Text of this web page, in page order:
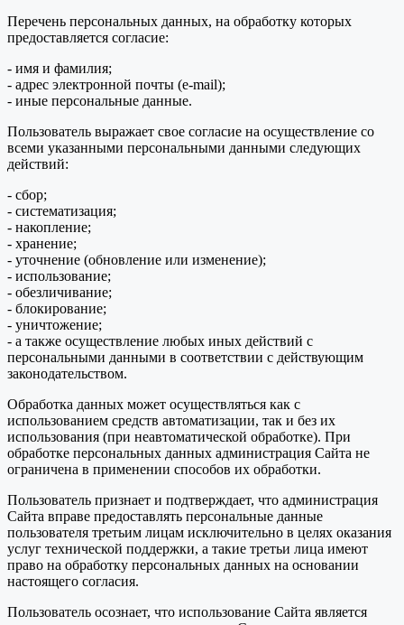
Перечень персональных данных, на обработку которых
предоставляется согласие:
- имя и фамилия;
- адрес электронной почты (e-mail);
- иные персональные данные.
Пользователь выражает свое согласие на осуществление со
всеми указанными персональными данными следующих
действий:
- сбор;
- систематизация;
- накопление;
- хранение;
- уточнение (обновление или изменение);
- использование;
- обезличивание;
- блокирование;
- уничтожение;
- а также осуществление любых иных действий с
персональными данными в соответствии с действующим
законодательством.
Обработка данных может осуществляться как с
использованием средств автоматизации, так и без их
использования (при неавтоматической обработке). При
обработке персональных данных администрация Сайта не
ограничена в применении способов их обработки.
Пользователь признает и подтверждает, что администрация
Сайта вправе предоставлять персональные данные
пользователя третьим лицам исключительно в целях оказания
услуг технической поддержки, а такие третьи лица имеют
право на обработку персональных данных на основании
настоящего согласия.
Пользователь осознает, что использование Сайта является